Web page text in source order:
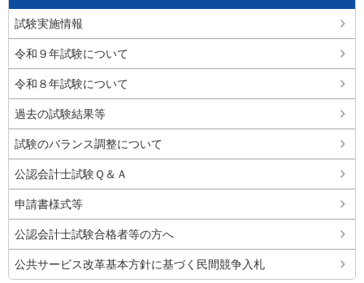
試験実施情報
令和９年試験について
令和８年試験について
過去の試験結果等
試験のバランス調整について
公認会計士試験Ｑ＆Ａ
申請書様式等
公認会計士試験合格者等の方へ
公共サービス改革基本方針に基づく民間競争入札